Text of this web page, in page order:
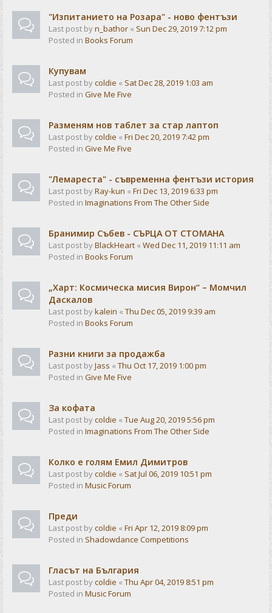
"Изпитанието на Розара" - ново фентъзи
Last post byn_bathor « Sun Dec 29, 2019 7:12 pm
Posted in Books Forum
Купувам
Last post bycoldie « Sat Dec 28, 2019 1:03 am
Posted in Give Me Five
Разменям нов таблет за стар лаптоп
Last post bycoldie « Fri Dec 20, 2019 7:42 pm
Posted in Give Me Five
"Лемареста" - съвременна фентъзи история
Last post byRay-kun « Fri Dec 13, 2019 6:33 pm
Posted in Imaginations From The Other Side
Бранимир Събев - СЪРЦА ОТ СТОМАНА
Last post byBlackHeart « Wed Dec 11, 2019 11:11 am
Posted in Books Forum
„Харт: Космическа мисия Вирон“ – Момчил
Даскалов
Last post bykalein « Thu Dec 05, 2019 9:39 am
Posted in Books Forum
Разни книги за продажба
Last post byJass « Thu Oct 17, 2019 1:00 pm
Posted in Give Me Five
За кофата
Last post bycoldie « Tue Aug 20, 2019 5:56 pm
Posted in Imaginations From The Other Side
Колко е голям Емил Димитров
Last post bycoldie « Sat Jul 06, 2019 10:51 pm
Posted in Music Forum
Преди
Last post bycoldie « Fri Apr 12, 2019 8:09 pm
Posted in Shadowdance Competitions
Гласът на България
Last post bycoldie « Thu Apr 04, 2019 8:51 pm
Posted in Music Forum